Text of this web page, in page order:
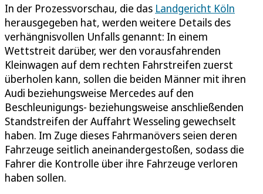
In der Prozessvorschau, die das Landgericht Köln
herausgegeben hat, werden weitere Details des
verhängnisvollen Unfalls genannt: In einem
Wettstreit darüber, wer den vorausfahrenden
Kleinwagen auf dem rechten Fahrstreifen zuerst
überholen kann, sollen die beiden Männer mit ihren
Audi beziehungsweise Mercedes auf den
Beschleunigungs- beziehungsweise anschließenden
Standstreifen der Auffahrt Wesseling gewechselt
haben. Im Zuge dieses Fahrmanövers seien deren
Fahrzeuge seitlich aneinandergestoßen, sodass die
Fahrer die Kontrolle über ihre Fahrzeuge verloren
haben sollen.